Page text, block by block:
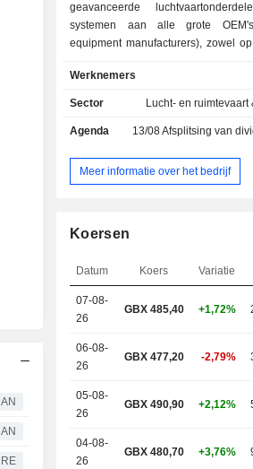
AN
AN
RE
geavanceerde
systemen aan alle grote
equipment manufacturers), zowel op
twee divisies: Motoren en
segment Engines is een
luchtvaartmotoren, met inbegrip van
onderdelen; commerciële en
contracten. Het Structures
luchtframes, inclusief lichtgewicht
distributiesystemen en
activiteiten omvatten GKN
toonaangevende leverancier van
verbindingssystemen,
aftermarket-diensten.
Werknemers
Sector Lucht- en ruimtevaart
Agenda 13/08Afsplitsing van dividend
Meer informatie over het bedrijf
Koersen
Datum Koers Variatie
07-08-
26
GBX 485,40 +1,72%
06-08-
26
GBX 477,20 -2,79%
05-08-
26
GBX 490,90 +2,12%
04-08-
26
GBX 480,70 +3,76%